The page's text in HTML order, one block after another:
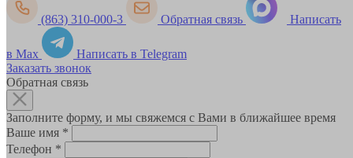
(863) 310-000-3 Обратная связь Написать
в Max
Написать в Telegram
Заказать звонок
Обратная связь
Заполните форму, и мы свяжемся с Вами в ближайшее время
Ваше имя *
Телефон *